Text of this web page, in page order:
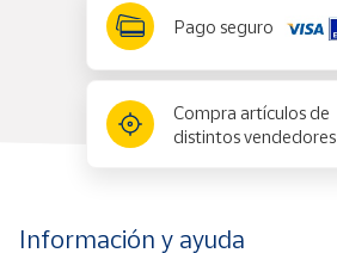
Pago seguro
Compra artículos de
distintos vendedores
Información y ayuda